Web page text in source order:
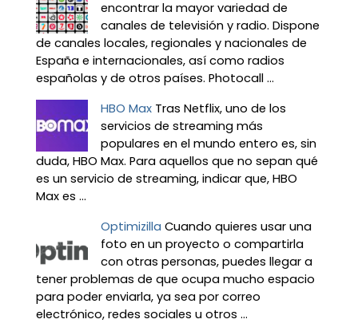
encontrar la mayor variedad de
canales de televisión y radio. Dispone
de canales locales, regionales y nacionales de
España e internacionales, así como radios
españolas y de otros países. Photocall ...
HBO Max Tras Netflix, uno de los
servicios de streaming más
populares en el mundo entero es, sin
duda, HBO Max. Para aquellos que no sepan qué
es un servicio de streaming, indicar que, HBO
Max es ...
Optimizilla Cuando quieres usar una
foto en un proyecto o compartirla
con otras personas, puedes llegar a
tener problemas de que ocupa mucho espacio
para poder enviarla, ya sea por correo
electrónico, redes sociales u otros ...